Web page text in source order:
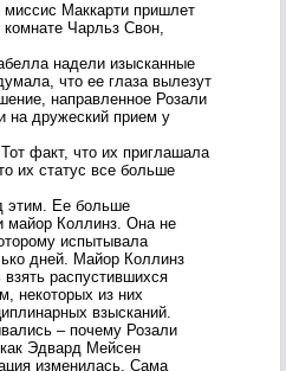
Маккарти пришлет
Чарльз Свон,
надели изысканные
что ее глаза вылезут
направленное Розали
на дружеский прием у
факт, что их приглашала
их статус все больше
этим. Ее больше
майор Коллинз. Она не
испытывала
дней. Майор Коллинз
распустившихся
некоторых из них
взысканий.
– почему Розали
Эдвард Мейсен
изменилась. Сама